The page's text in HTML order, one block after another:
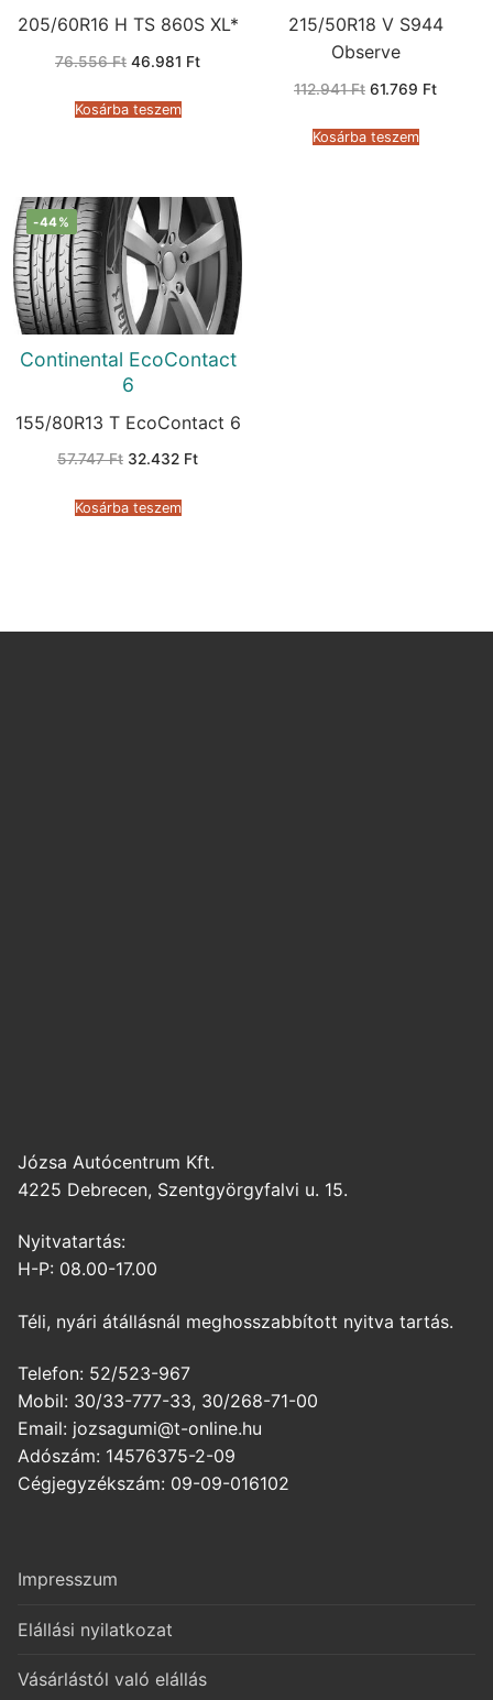
205/60R16 H TS 860S XL*
76.556Ft Original
76.556 Ft.
46.981 FtCurrent
Kosárba teszem
215/50R18 V S944
Observe
112.941Ft Original
112.941 Ft.
61.769 FtCurrent
Kosárba teszem
-44%
Continental EcoContact
6
155/80R13 T EcoContact 6
57.747Ft Original
57.747 Ft.
32.432 FtCurrent
Kosárba teszem
Józsa Autócentrum Kft.
4225 Debrecen, Szentgyörgyfalvi u. 15.
Nyitvatartás:
H-P: 08.00-17.00
Téli, nyári átállásnál meghosszabbított nyitva tartás.
Telefon: 52/523-967
Mobil: 30/33-777-33, 30/268-71-00
Email: jozsagumi@t-online.hu
Adószám: 14576375-2-09
Cégjegyzékszám: 09-09-016102
Impresszum
Elállási nyilatkozat
Vásárlástól való elállás